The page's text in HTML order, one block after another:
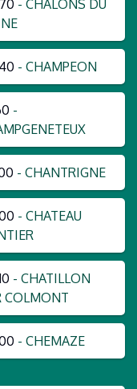
- CHALONS DU
- CHAMPEON
-
- CHANTRIGNE
- CHATEAU
- CHATILLON
COLMONT
- CHEMAZE